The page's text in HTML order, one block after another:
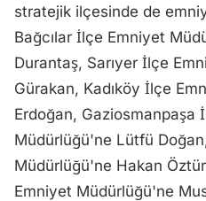
stratejik ilçesinde de
Bağcılar İlçe Emniyet
Durantaş, Sarıyer İlçe
Gürakan, Kadıköy İlçe
Erdoğan, Gaziosmanpaşa
Müdürlüğü'ne Lütfü
Müdürlüğü'ne Hakan
Emniyet Müdürlüğü'ne